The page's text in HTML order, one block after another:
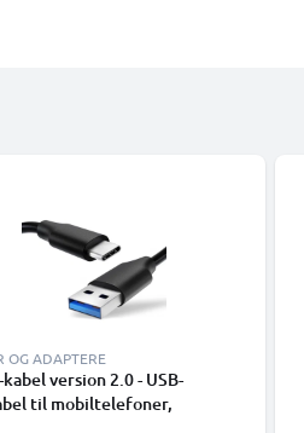
OG ADAPTERE
kabel version 2.0 - USB-
til mobiltelefoner,